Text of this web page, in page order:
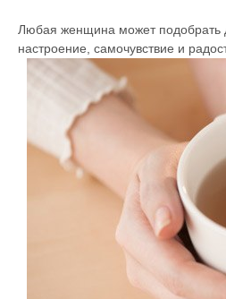
Любая женщина может подобрать
настроение, самочувствие и